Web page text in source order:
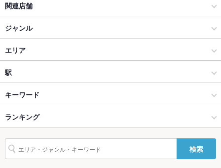
ソファー
テラス席
なし ：人数に合わせお席をご用意しております！レイアウトな
どお席詳細は、お気軽に店舗までお問い合わせください
貸切 貸切不可 ：店舗までお問い合わせください。
設備
Wi-Fi
バリアフリ
ー
なし ：なにかご要望などございましたら、些細なことでも、お
をご利用ください。ノンアルコール各種ご用意！
関連店舗
隠れ古民家 虎の巻 郡山駅前
お肉炙り焼き 風虎 郡山駅前
ジャンル
居酒屋
和風
創作
郡山 × 居酒屋
郡山 × 和風
郡山 × 創作
エリア
郡山駅前・駅周辺
郡山駅前・駅周辺 × 居酒屋
郡山駅前・駅周辺 × 和風
郡山駅前・駅周辺 × 創作
福島
駅
郡山駅
キーワード
卵焼き からあげ
生春巻き デザート アヒージョ
ランキング
福島のグルメランキング
福島の居酒屋ランキング
検索